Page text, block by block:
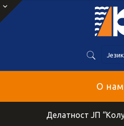
Језик
О
Делатност ЈП